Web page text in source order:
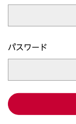
パスワード